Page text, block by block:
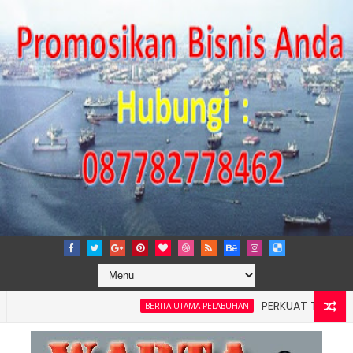
BERITA UTAMA PELABUHAN
PERKUAT TATA KELOLA
4: Pelindo Jasa Maritim Dengar Keluhan dan Kebutuhan